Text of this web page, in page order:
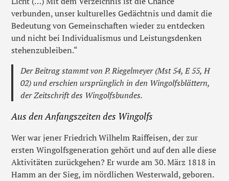
verbunden, unser kulturelles Gedächtnis und damit die
Bedeutung von Gemeinschaften wieder zu entdecken
und nicht bei Individualismus und Leistungsdenken
stehenzubleiben.“
Der Beitrag stammt von P. Riegelmeyer (Mst 54, E 55, H
02) und erschien ursprünglich in den Wingolfsblättern,
der Zeitschrift des Wingolfsbundes.
Aus den Anfangszeiten des Wingolfs
Wer war jener Friedrich Wilhelm Raiffeisen, der zur
ersten Wingolfsgeneration gehört und auf den alle diese
Aktivitäten zurückgehen? Er wurde am 30. März 1818 in
Hamm an der Sieg, im nördlichen Westerwald, geboren.